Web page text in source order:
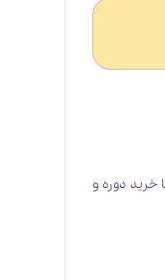
در اختیار شما قرار می‌گیرد. با خرید دوره و